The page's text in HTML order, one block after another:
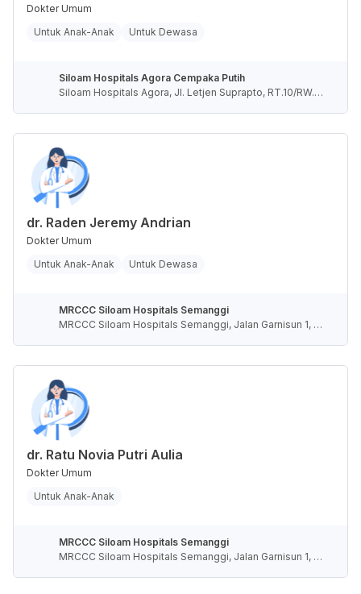
Dokter Umum
Untuk Anak-Anak
Untuk Dewasa
Siloam Hospitals Agora Cempaka Putih
Siloam Hospitals Agora, Jl. Letjen Suprapto, RT.10/RW.7,
dr. Raden Jeremy Andrian
Dokter Umum
Untuk Anak-Anak
Untuk Dewasa
MRCCC Siloam Hospitals Semanggi
MRCCC Siloam Hospitals Semanggi, Jalan Garnisun 1, R
dr. Ratu Novia Putri Aulia
Dokter Umum
Untuk Anak-Anak
MRCCC Siloam Hospitals Semanggi
MRCCC Siloam Hospitals Semanggi, Jalan Garnisun 1, R